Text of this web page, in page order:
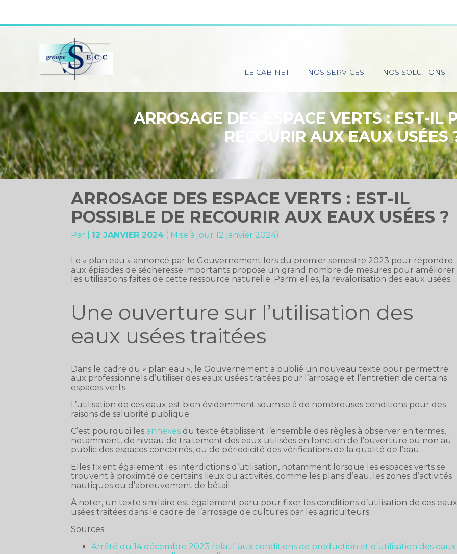
au
contenu
Principal
LE CABINET NOS SERVICES NOS SOLUTIONS
ARROSAGE DES ESPACE VERTS : EST-IL
RECOURIR AUX EAUX USÉES
ARROSAGE DES ESPACE VERTS : EST-IL
POSSIBLE DE RECOURIR AUX EAUX USÉES ?
Par 12 JANVIER 2024 ( Mise à jour 12 janvier 2024)
Le « plan eau » annoncé par le Gouvernement lors du premier semestre 2023 pour répondre
aux épisodes de sécheresse importants propose un grand nombre de mesures pour améliorer
les utilisations faites de cette ressource naturelle. Parmi elles, la revalorisation des eaux usées…
Une ouverture sur l’utilisation des
eaux usées traitées
Dans le cadre du « plan eau », le Gouvernement a publié un nouveau texte pour permettre
aux professionnels d’utiliser des eaux usées traitées pour l’arrosage et l’entretien de certains
espaces verts.
L’utilisation de ces eaux est bien évidemment soumise à de nombreuses conditions pour des
raisons de salubrité publique.
C’est pourquoi les annexes du texte établissent l’ensemble des règles à observer en termes,
notamment, de niveau de traitement des eaux utilisées en fonction de l’ouverture ou non au
public des espaces concernés, ou de périodicité des vérifications de la qualité de l’eau.
Elles fixent également les interdictions d’utilisation, notamment lorsque les espaces verts se
trouvent à proximité de certains lieux ou activités, comme les plans d’eau, les zones d’activités
nautiques ou d’abreuvement de bétail.
À noter, un texte similaire est également paru pour fixer les conditions d’utilisation de ces
usées traitées dans le cadre de l’arrosage de cultures par les agriculteurs.
Sources :
Arrêté du 14 décembre 2023 relatif aux conditions de production et d’utilisation des eaux